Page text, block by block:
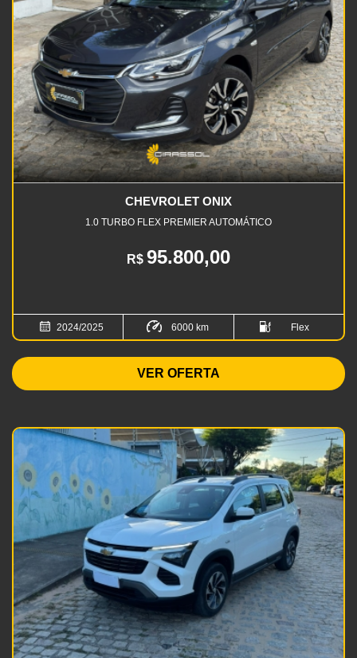
CHEVROLET ONIX
1.0 TURBO FLEX PREMIER AUTOMÁTICO
R$ 95.800,00
2024/2025 6000 km Flex
VER OFERTA